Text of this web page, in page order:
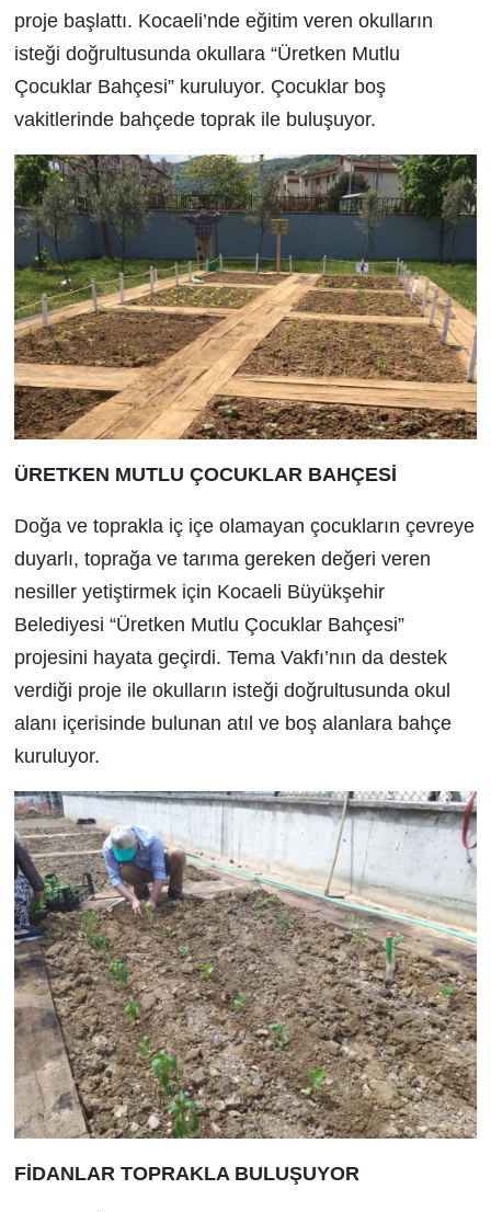
proje başlattı. Kocaeli’nde eğitim veren okulların
isteği doğrultusunda okullara “Üretken Mutlu
Çocuklar Bahçesi” kuruluyor. Çocuklar boş
vakitlerinde bahçede toprak ile buluşuyor.
ÜRETKEN MUTLU ÇOCUKLAR BAHÇESİ
Doğa ve toprakla iç içe olamayan çocukların çevreye
duyarlı, toprağa ve tarıma gereken değeri veren
nesiller yetiştirmek için Kocaeli Büyükşehir
Belediyesi “Üretken Mutlu Çocuklar Bahçesi”
projesini hayata geçirdi. Tema Vakfı’nın da destek
verdiği proje ile okulların isteği doğrultusunda okul
alanı içerisinde bulunan atıl ve boş alanlara bahçe
kuruluyor.
FİDANLAR TOPRAKLA BULUŞUYOR